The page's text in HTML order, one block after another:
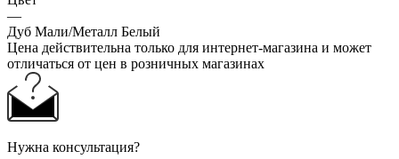
—
Дуб Мали/Металл Белый
Цена действительна только для интернет-магазина и может
отличаться от цен в розничных магазинах
Нужна консультация?